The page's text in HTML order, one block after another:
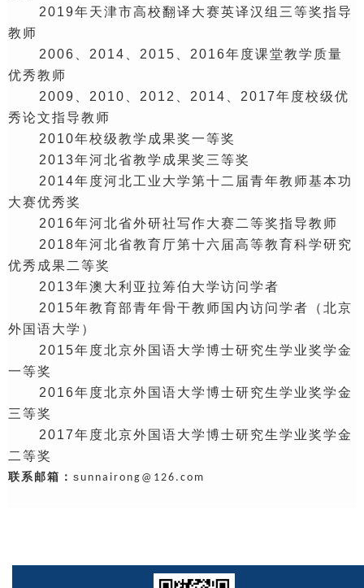
2019年天津市高校翻译大赛英译汉组三等奖指导
教师
2006、2014、2015 2016年度课堂教学质量
优秀教师
2009、2010、2012、2014、2017年度校级优
秀论文指导教师
2010年校级教学成果奖一等奖
2013年河北省教学成果奖三等奖
2014年度河北工业大学第十二届青年教师基本功
大赛优秀奖
2016年河北省外研社写作大赛二等奖指导教师
2018年河北省教育厅第十六届高等教育科学研究
优秀成果二等奖
2013年澳大利亚拉筹伯大学访问学者
2015年教育部青年骨干教师国内访问学者（北京
外国语大学）
2015年度北京外国语大学博士研究生学业奖学金
一等奖
2016年度北京外国语大学博士研究生学业奖学金
三等奖
2017年度北京外国语大学博士研究生学业奖学金
二等奖
联系邮箱： sunnairong@126.com